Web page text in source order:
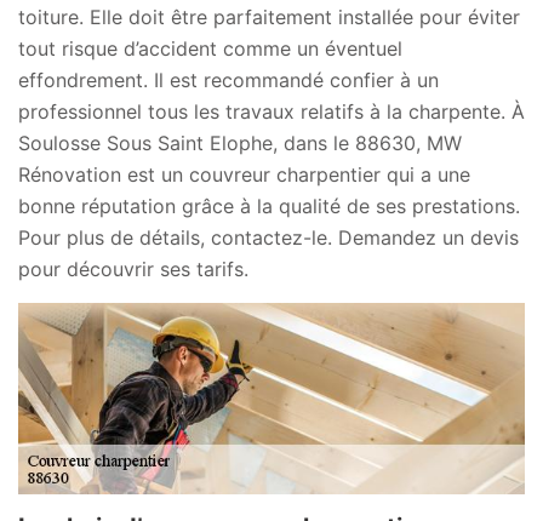
toiture. Elle doit être parfaitement installée pour éviter
tout risque d’accident comme un éventuel
effondrement. Il est recommandé confier à un
professionnel tous les travaux relatifs à la charpente. À
Soulosse Sous Saint Elophe, dans le 88630, MW
Rénovation est un couvreur charpentier qui a une
bonne réputation grâce à la qualité de ses prestations.
Pour plus de détails, contactez-le. Demandez un devis
pour découvrir ses tarifs.